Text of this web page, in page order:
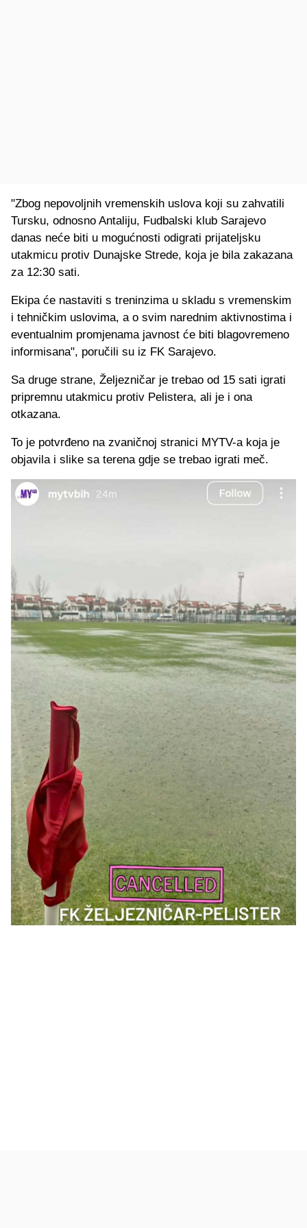
"Zbog nepovoljnih vremenskih uslova koji su zahvatili
Tursku, odnosno Antaliju, Fudbalski klub Sarajevo
danas neće biti u mogućnosti odigrati prijateljsku
utakmicu protiv Dunajske Strede, koja je bila zakazana
za 12:30 sati.
Ekipa će nastaviti s treninzima u skladu s vremenskim
i tehničkim uslovima, a o svim narednim aktivnostima i
eventualnim promjenama javnost će biti blagovremeno
informisana", poručili su iz FK Sarajevo.
Sa druge strane, Željezničar je trebao od 15 sati igrati
pripremnu utakmicu protiv Pelistera, ali je i ona
otkazana.
To je potvrđeno na zvaničnoj stranici MYTV-a koja je
objavila i slike sa terena gdje se trebao igrati meč.